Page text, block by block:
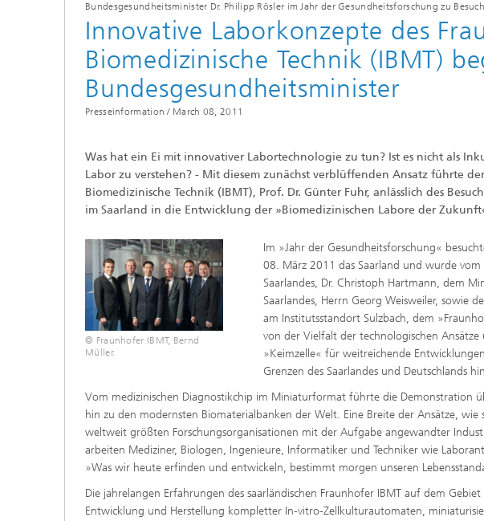
Bundesgesundheitsminister Dr. Philipp Rösler im Jahr der Gesundheitsforschung zu
Innovative Laborkonzepte des
Biomedizinische Technik (IBMT)
Bundesgesundheitsminister
Presseinformation / March 08, 2011
Was hat ein Ei mit innovativer Labortechnologie zu tun? Ist es nicht als
Labor zu verstehen? - Mit diesem zunächst verblüffenden Ansatz führte
Biomedizinische Technik (IBMT), Prof. Dr. Günter Fuhr, anlässlich des
im Saarland in die Entwicklung der »Biomedizinischen Labore der
© Fraunhofer IBMT, Bernd
Müller.
Im »Jahr der Gesundheitsforschung«
08. März 2011 das Saarland und wurde
Saarlandes, Dr. Christoph Hartmann, dem
Saarlandes, Herrn Georg Weisweiler, sowie
am Institutsstandort Sulzbach, dem
von der Vielfalt der technologischen
»Keimzelle« für weitreichende
Grenzen des Saarlandes und Deutschlands
Vom medizinischen Diagnostikchip im Miniaturformat führte die Demonstration
hin zu den modernsten Biomaterialbanken der Welt. Eine Breite der Ansätze,
weltweit größten Forschungsorganisationen mit der Aufgabe angewandter
arbeiten Mediziner, Biologen, Ingenieure, Informatiker und Techniker wie
»Was wir heute erfinden und entwickeln, bestimmt morgen unseren
Die jahrelangen Erfahrungen des saarländischen Fraunhofer IBMT auf dem
Entwicklung und Herstellung kompletter In-vitro-Zellkulturautomaten,